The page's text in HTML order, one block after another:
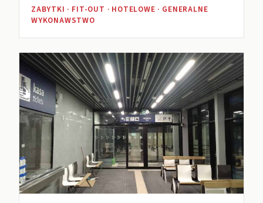
ZABYTKI · FIT-OUT · HOTELOWE · GENERALNE
WYKONAWSTWO